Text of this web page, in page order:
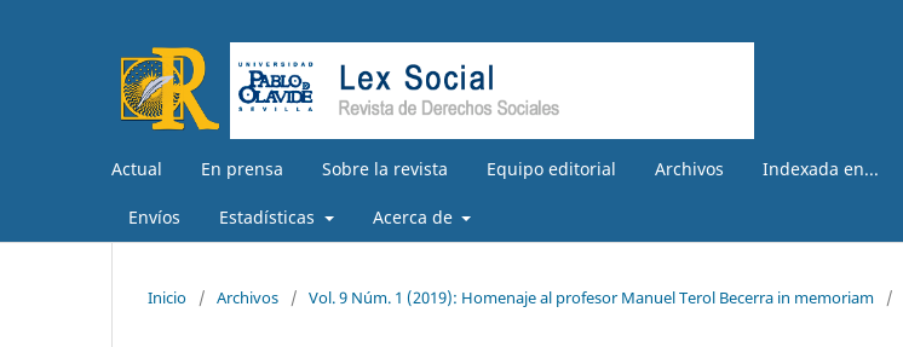
Actual En prensa Sobre la revista Equipo editorial Archivos Indexada en...
Envíos Estadísticas Acerca de
Inicio / Archivos / Vol. 9 Núm. 1 (2019): Homenaje al profesor Manuel Terol Becerra in memoriam /